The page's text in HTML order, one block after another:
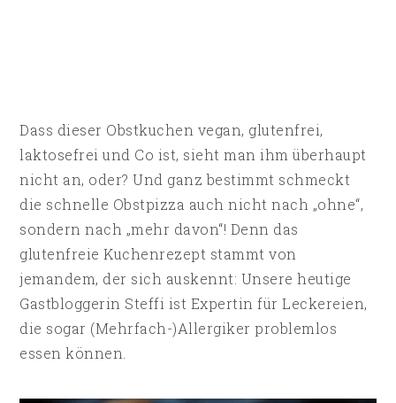
Dass dieser Obstkuchen vegan, glutenfrei,
laktosefrei und Co ist, sieht man ihm überhaupt
nicht an, oder? Und ganz bestimmt schmeckt
die schnelle Obstpizza auch nicht nach „ohne“,
sondern nach „mehr davon“! Denn das
glutenfreie Kuchenrezept stammt von
jemandem, der sich auskennt: Unsere heutige
Gastbloggerin Steffi ist Expertin für Leckereien,
die sogar (Mehrfach-)Allergiker problemlos
essen können.